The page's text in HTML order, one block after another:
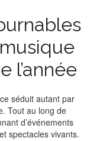
l’année
séduit autant par
Tout au long de
d’événements
spectacles vivants.